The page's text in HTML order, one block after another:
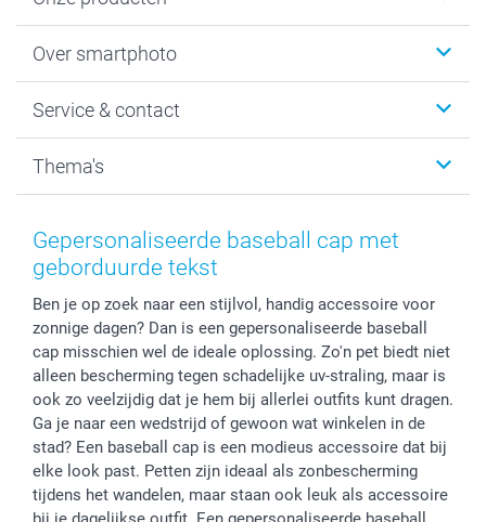
Fotoboeken
Fotocadeaus
Kaarten
Over smartphoto
Vacatures
Bestelproces
Herroepingsrecht
Privacy
Reviews
Prijslijst
Investor Relations
Service & contact
Tevredenheidsgarantie
Mijn orderstatus
smartbonus
service@smartphoto.nl
Affiliate partnerprogramma
Partnerships
Influencer partnerprogramma
Thema's
Baby
Moederdag
Huwelijk
Gepersonaliseerde baseball cap met
geborduurde tekst
Ben je op zoek naar een stijlvol, handig accessoire voor
zonnige dagen? Dan is een gepersonaliseerde baseball
cap misschien wel de ideale oplossing. Zo'n pet biedt niet
alleen bescherming tegen schadelijke uv-straling, maar is
ook zo veelzijdig dat je hem bij allerlei outfits kunt dragen.
Ga je naar een wedstrijd of gewoon wat winkelen in de
stad? Een baseball cap is een modieus accessoire dat bij
elke look past. Petten zijn ideaal als zonbescherming
tijdens het wandelen, maar staan ook leuk als accessoire